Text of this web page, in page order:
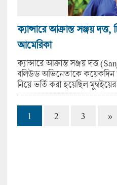
ক্যান্সারে আক্রান্ত সঞ্জয়
আমেরিকা
ক্যান্সারে আক্রান্ত সঞ্জয় দত্ত
বলিউড অভিনেতাকে কয়েকদিন
নিয়ে ভর্তি করা হয়েছিল
1 2 3 »